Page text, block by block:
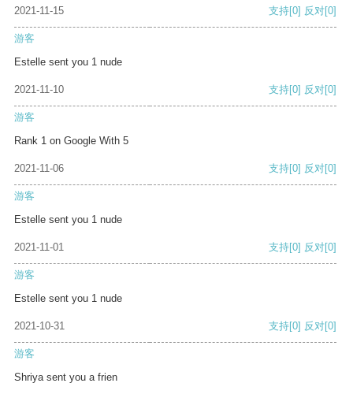
2021-11-15 支持[0] 反对[0]
游客
Estelle sent you 1 nude
2021-11-10 支持[0] 反对[0]
游客
Rank 1 on Google With 5
2021-11-06 支持[0] 反对[0]
游客
Estelle sent you 1 nude
2021-11-01 支持[0] 反对[0]
游客
Estelle sent you 1 nude
2021-10-31 支持[0] 反对[0]
游客
Shriya sent you a frien